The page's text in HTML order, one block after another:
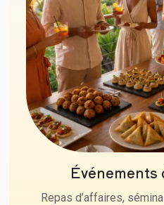
Événements
Repas d’affaires,